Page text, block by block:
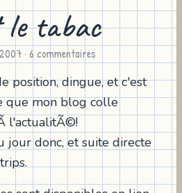
tabac
· 6 commentaires
position, dingue, et c'est
que mon blog colle
l'actualitÃ©!
jour donc, et suite directe